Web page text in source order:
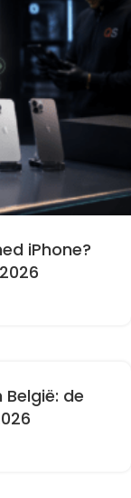
iPhone?
de